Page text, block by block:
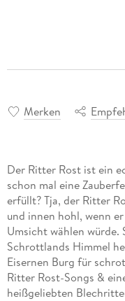
Merken
Der Ritter Rost ist ein
schon mal eine
erfüllt? Tja, der Ritter
und innen hohl, wenn
Umsicht wählen würde.
Schrottlands Himmel
Eisernen Burg für
Ritter Rost-Songs &
heißgeliebten